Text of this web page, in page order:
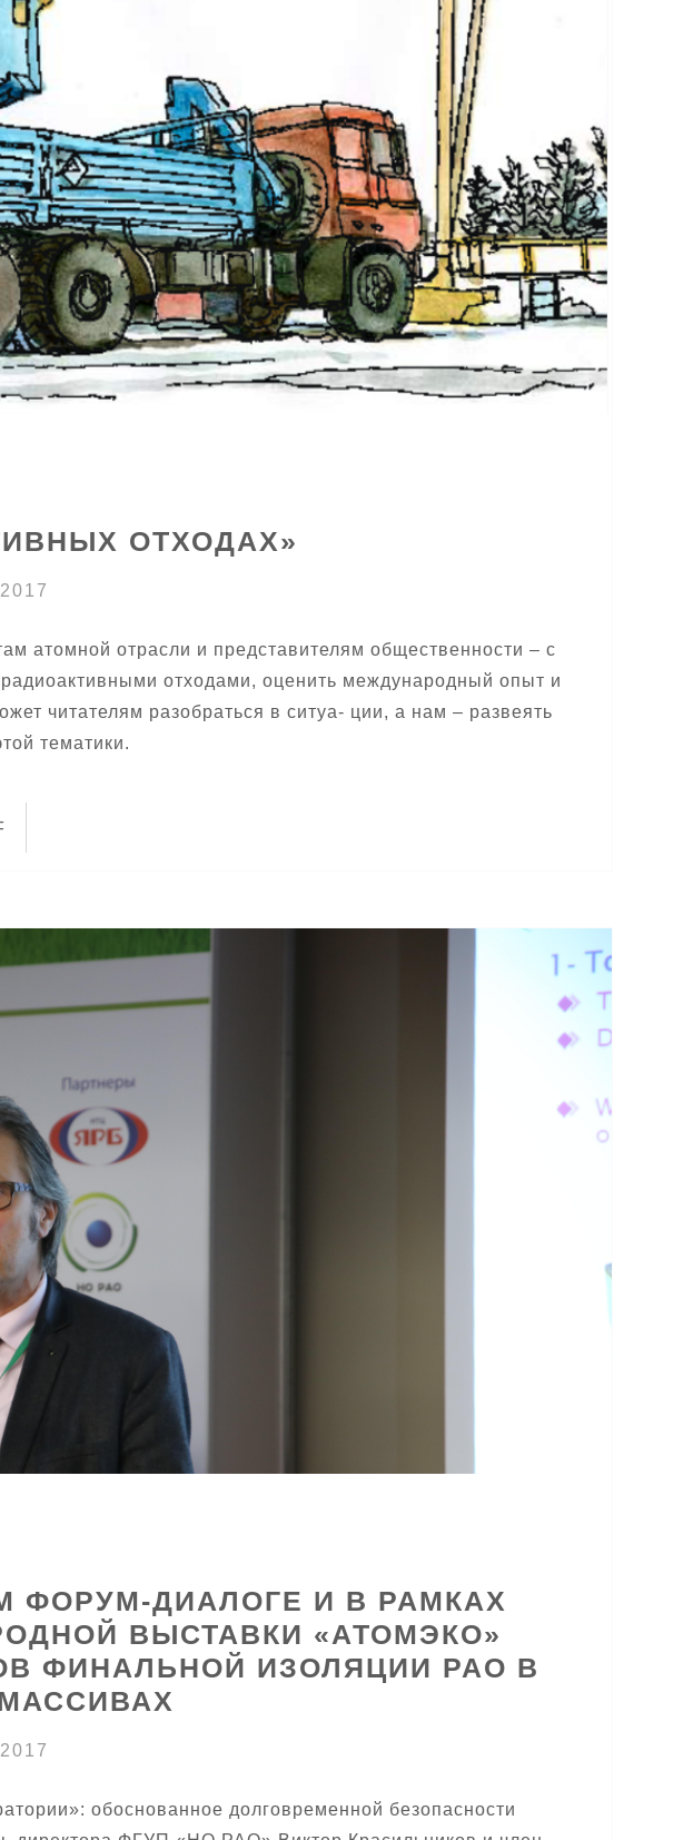
ОТХОДАХ»
атомной отрасли и представителям общественности – с
отходами, оценить международный опыт и
читателям разобраться в ситуа- ции, а нам – развеять
тематики.
ДИАЛОГЕ И В РАМКАХ
ВЫСТАВКИ «АТОМЭКО»
ФИНАЛЬНОЙ ИЗОЛЯЦИИ РАО В
обоснованное долговременной безопасности